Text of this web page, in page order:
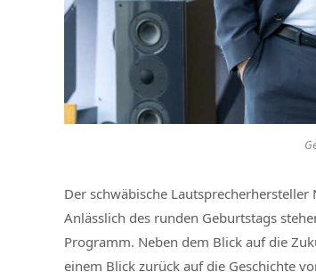
Der schwäbische
Anlässlich des runden Geburtstags
Programm. Neben dem Blick auf die
einem Blick zurück auf die Geschichte